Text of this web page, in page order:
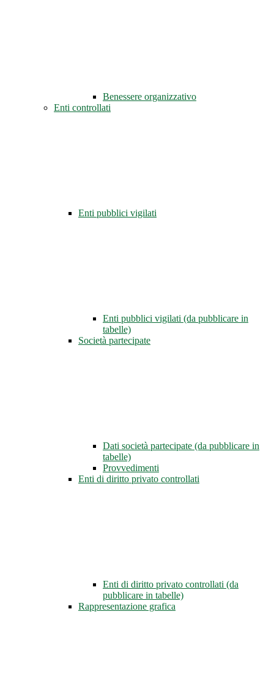
Benessere organizzativo
Enti controllati
Enti pubblici vigilati
Enti pubblici vigilati (da pubblicare in
tabelle)
Società partecipate
Dati società partecipate (da pubblicare in
tabelle)
Provvedimenti
Enti di diritto privato controllati
Enti di diritto privato controllati (da
pubblicare in tabelle)
Rappresentazione grafica